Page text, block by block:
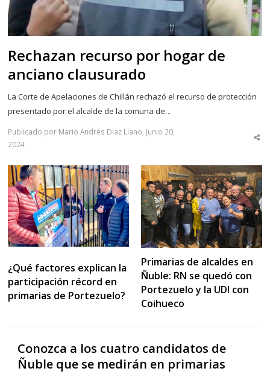
Rechazan recurso por hogar de
anciano clausurado
La Corte de Apelaciones de Chillán rechazó el recurso de protección
presentado por el alcalde de la comuna de…
Publicado por Mario Andrés Diaz Llano, Junio 20,
2024
¿Qué factores explican la
participación récord en
primarias de Portezuelo?
Primarias de alcaldes en
Ñuble: RN se quedó con
Portezuelo y la UDI con
Coihueco
Conozca a los cuatro candidatos de
Ñuble que se medirán en primarias